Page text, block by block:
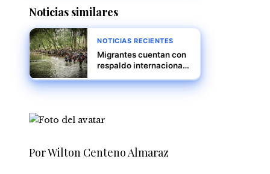
Noticias similares
NOTICIAS RECIENTES
Migrantes cuentan con
respaldo internacional,
Por Wilton Centeno Almaraz